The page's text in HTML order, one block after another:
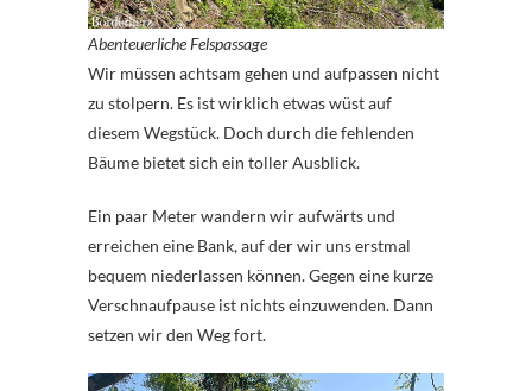
Abenteuerliche Felspassage
Wir müssen achtsam gehen und aufpassen nicht
zu stolpern. Es ist wirklich etwas wüst auf
diesem Wegstück. Doch durch die fehlenden
Bäume bietet sich ein toller Ausblick.
Ein paar Meter wandern wir aufwärts und
erreichen eine Bank, auf der wir uns erstmal
bequem niederlassen können. Gegen eine kurze
Verschnaufpause ist nichts einzuwenden. Dann
setzen wir den Weg fort.